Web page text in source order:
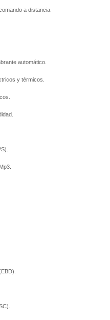
a distancia.
automático.
y térmicos.